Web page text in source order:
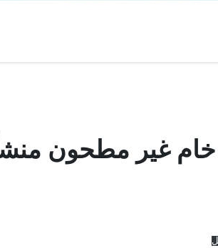
غير مطحون منشأ